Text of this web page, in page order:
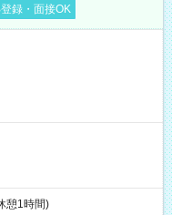
録・面接OK
憩1時間)